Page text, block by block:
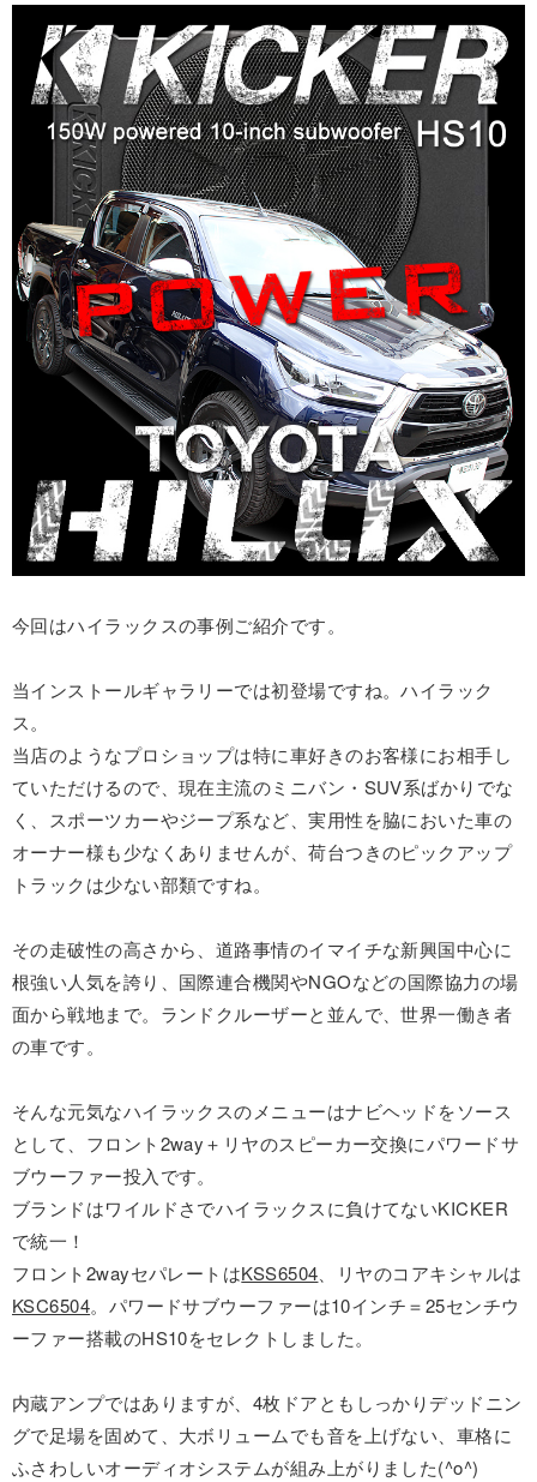
今回はハイラックスの事例ご紹介です。
当インストールギャラリーでは初登場ですね。ハイラック
ス。
当店のようなプロショップは特に車好きのお客様にお相手し
ていただけるので、現在主流のミニバン・SUV系ばかりでな
く、スポーツカーやジープ系など、実用性を脇においた車の
オーナー様も少なくありませんが、荷台つきのピックアップ
トラックは少ない部類ですね。
その走破性の高さから、道路事情のイマイチな新興国中心に
根強い人気を誇り、国際連合機関やNGOなどの国際協力の場
面から戦地まで。ランドクルーザーと並んで、世界一働き者
の車です。
そんな元気なハイラックスのメニューはナビヘッドをソース
として、フロント2way＋リヤのスピーカー交換にパワードサ
ブウーファー投入です。
ブランドはワイルドさでハイラックスに負けてないKICKER
で統一！
フロント2wayセパレートはKSS6504 、リヤのコアキシャルは
KSC6504。パワードサブウーファーは10インチ＝25センチウ
ーファー搭載のHS10をセレクトしました。
内蔵アンプではありますが、4枚ドアともしっかりデッドニン
グで足場を固めて、大ボリュームでも音を上げない、車格に
ふさわしいオーディオシステムが組み上がりました(^o^)